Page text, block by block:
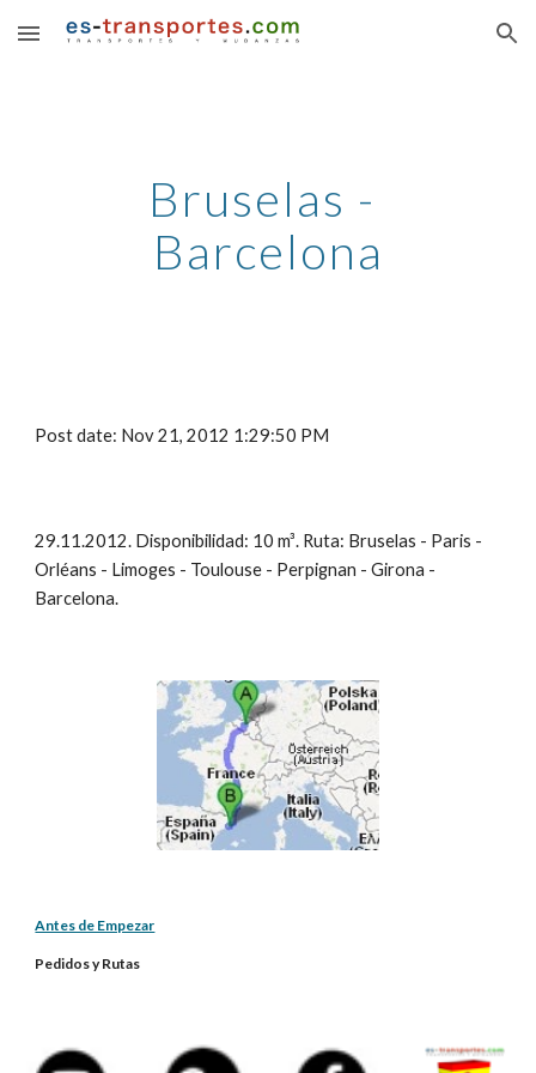
Skip to main content Skip to navigation
Bruselas -
Barcelona
Post date: Nov 21, 2012 1:29:50 PM
29.11.2012. Disponibilidad: 10 m³. Ruta: Bruselas - Paris -
Orléans - Limoges - Toulouse - Perpignan - Girona -
Barcelona.
Antes de Empezar
Pedidos y Rutas